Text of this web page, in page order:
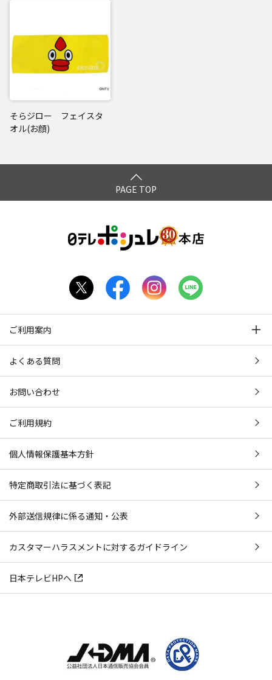
そらジロー フェイスタ
オル(お顔)
PAGE TOP
ご利用案内
よくある質問
お問い合わせ
ご利用規約
個人情報保護基本方針
特定商取引法に基づく表記
外部送信規律に係る通知・公表
カスタマーハラスメントに対するガイドライン
日本テレビHPへ